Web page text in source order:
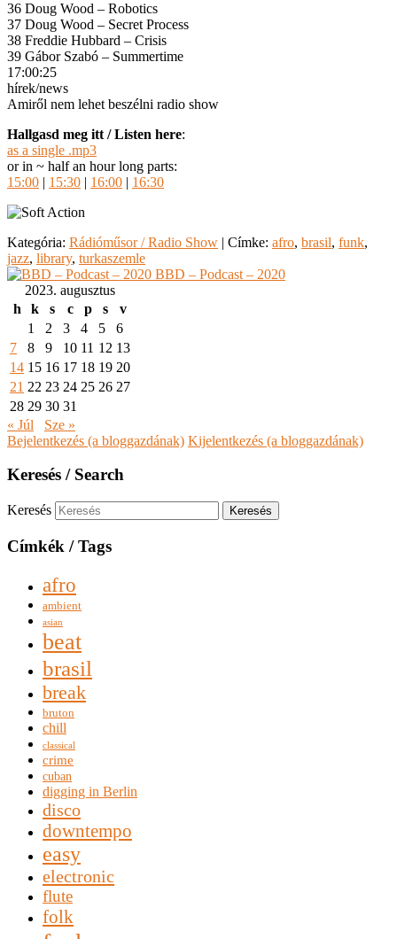
36 Doug Wood – Robotics
37 Doug Wood – Secret Process
38 Freddie Hubbard – Crisis
39 Gábor Szabó – Summertime
17:00:25
hírek/news
Amiről nem lehet beszélni radio show
Hallgasd meg itt / Listen here:
as a single .mp3
or in ~ half an hour long parts:
15:00 | 15:30 | 16:00 | 16:30
Kategória: Rádióműsor / Radio Show | Címke: afro, brasil, funk,
jazz, library, turkaszemle
BBD – Podcast – 2020
2023. augusztus
h
k s c p s
v
1
2 3 4 5
6
7
8 9 10 11 12 13
14 15 16 17 18 19 20
21 22 23 24 25 26 27
28 29 30 31
« Júl
Sze »
Bejelentkezés (a bloggazdának) Kijelentkezés (a bloggazdának)
Keresés / Search
Keresés
Címkék / Tags
afro
ambient
asian
beat
brasil
break
bruton
chill
classical
crime
cuban
digging in Berlin
disco
downtempo
easy
electronic
flute
folk